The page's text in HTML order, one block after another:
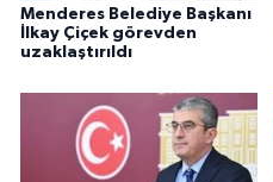
Menderes Belediye Başkanı
İlkay Çiçek görevden
uzaklaştırıldı